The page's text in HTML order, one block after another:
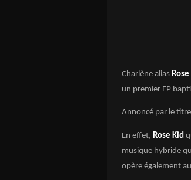
Charlène alias
un premier EP
Annoncé par le
En effet, Rose Kid
musique hybride
opère également